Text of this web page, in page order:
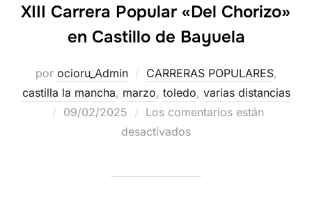
XIII Carrera Popular «Del Chorizo»
en Castillo de Bayuela
por ocioru_Admin CARRERAS POPULARES,
castilla la mancha, marzo, toledo, varias distancias
09/02/2025
Los comentarios están
desactivados